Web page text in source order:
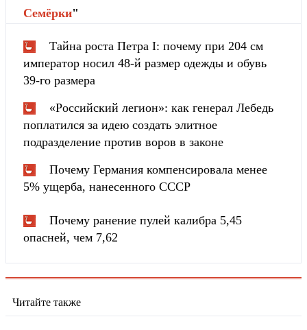
Cемёрки"
Тайна роста Петра I: почему при 204 см
император носил 48-й размер одежды и обувь
39-го размера
«Российский легион»: как генерал Лебедь
поплатился за идею создать элитное
подразделение против воров в законе
Почему Германия компенсировала менее
5% ущерба, нанесенного СССР
Почему ранение пулей калибра 5,45
опасней, чем 7,62
Читайте также